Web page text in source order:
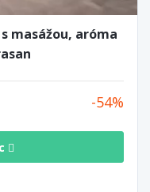
masážou, aróma
54